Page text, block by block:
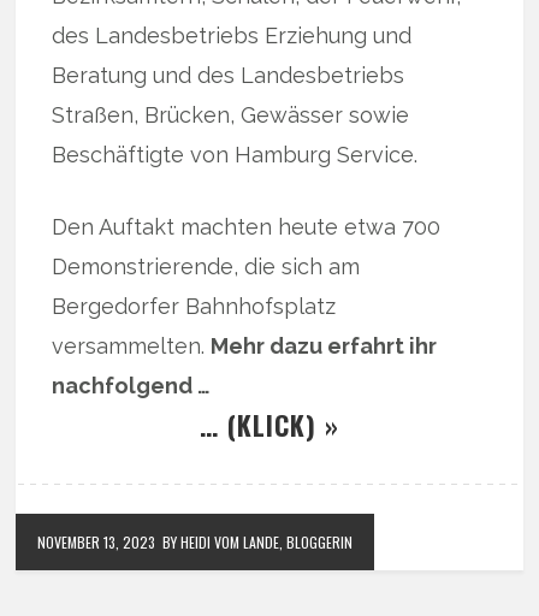
des Landesbetriebs Erziehung und
Beratung und des Landesbetriebs
Straßen, Brücken, Gewässer sowie
Beschäftigte von Hamburg Service.
Den Auftakt machten heute etwa 700
Demonstrierende, die sich am
Bergedorfer Bahnhofsplatz
versammelten. Mehr dazu erfahrt ihr
nachfolgend …
… (KLICK) »
NOVEMBER 13, 2023 BY HEIDI VOM LANDE, BLOGGERIN